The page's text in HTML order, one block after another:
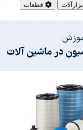
ابزارآلات
قطعات